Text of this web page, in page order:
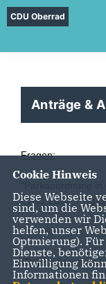
CDU Oberrad
Anträge &
Fragen:
21.01.2021,F 3112
"IGS Süd (II)",
Cookie Hinweis
Diese Webseite
sind, um die
verwenden wir
helfen, unser
Optmierung).
Dienste,
Einwilligung
Informationen